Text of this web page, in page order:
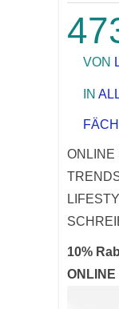
VON
IN
ONLINE
10%